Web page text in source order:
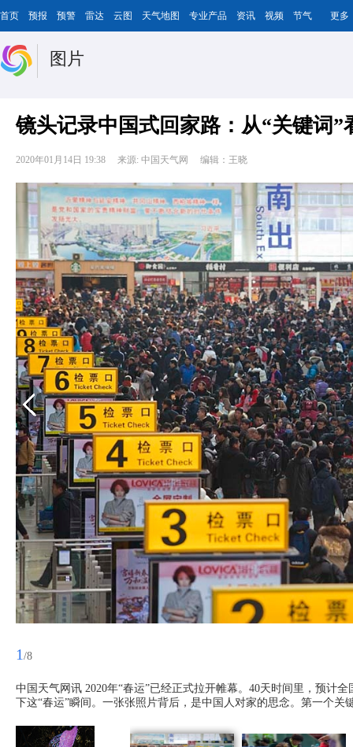
首页 预报 预警 雷达 云图 天气地图 专业产品 资讯 视频 节气 更多
图片
镜头记录中国式回家路：从“关键词”
2020年01月14日 19:38 来源: 中国天气网 编辑：王晓
1 /8
中国天气网讯 2020年“春运”已经正式拉开帷幕。40天时间里，预计
下这“春运”瞬间。一张张照片背后，是中国人对家的思念。第一个